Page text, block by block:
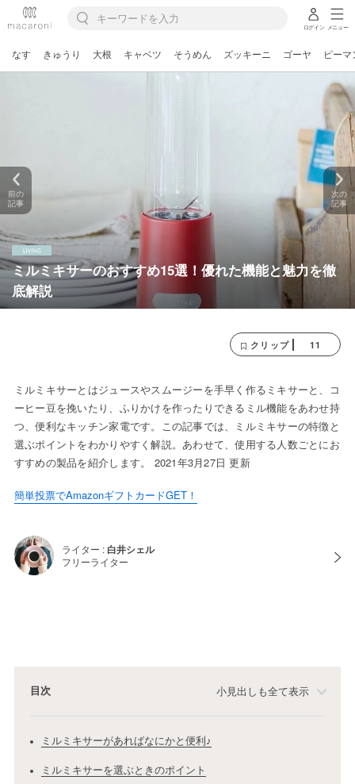
ログイン メニュー
なす きゅうり 大根 キャベツ そうめん ズッキーニ ゴーヤ ピーマ
ミルミキサーのおすすめ15選！優れた機能と魅力を徹
底解説
前の
記事
次の
記事
クリップ 11
ミルミキサーとはジュースやスムージーを手早く作るミキサーと、コ
ーヒー豆を挽いたり、ふりかけを作ったりできるミル機能をあわせ持
つ、便利なキッチン家電です。この記事では、ミルミキサーの特徴と
選ぶポイントをわかりやすく解説。あわせて、使用する人数ごとにお
すすめの製品を紹介します。 2021年3月27日 更新
簡単投票でAmazonギフトカードGET！
ライター : 白井シェル
フリーライター
目次 小見出しも全て表示
ミルミキサーがあればなにかと便利♪
ミルミキサーを選ぶときのポイント